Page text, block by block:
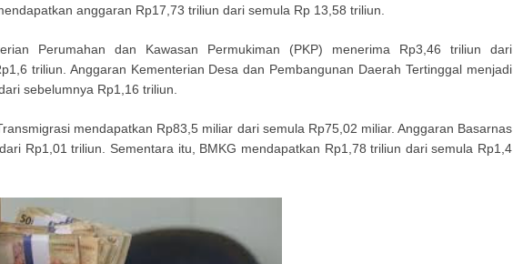
anggaran Rp17,73 triliun dari semula Rp 13,58 triliun.
Perumahan dan Kawasan Permukiman (PKP) menerima Rp3,46 triliun dari
triliun. Anggaran Kementerian Desa dan Pembangunan Daerah Tertinggal menjadi
sebelumnya Rp1,16 triliun.
mendapatkan Rp83,5 miliar dari semula Rp75,02 miliar. Anggaran Basarnas
Rp1,01 triliun. Sementara itu, BMKG mendapatkan Rp1,78 triliun dari semula Rp1,4